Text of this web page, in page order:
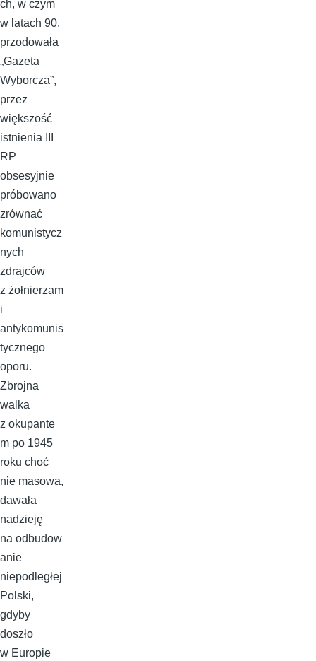
ch, w czym
w latach 90.
przodowała
„Gazeta
Wyborcza”,
przez
większość
istnienia III
RP
obsesyjnie
próbowano
zrównać
komunistycz
nych
zdrajców
z żołnierzam
i
antykomunis
tycznego
oporu.
Zbrojna
walka
z okupante
m po 1945
roku choć
nie masowa,
dawała
nadzieję
na odbudow
anie
niepodległej
Polski,
gdyby
doszło
w Europie